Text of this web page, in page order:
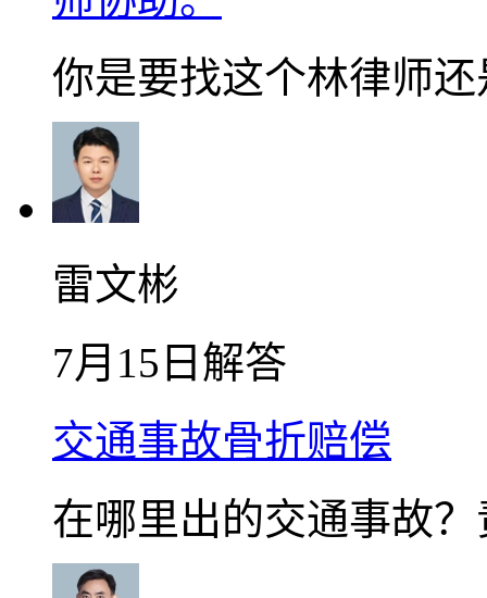
你是要找这个林律师
雷文彬
7月15日解答
交通事故骨折赔偿
在哪里出的交通事故